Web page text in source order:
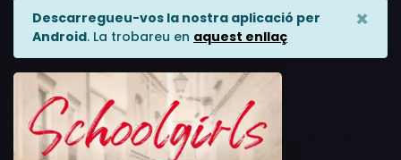
Descarregueu-vos la nostra aplicació per
Android. La trobareu en aquest enllaç
×